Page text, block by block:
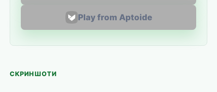
Play from Aptoide
СКРИНШОТИ